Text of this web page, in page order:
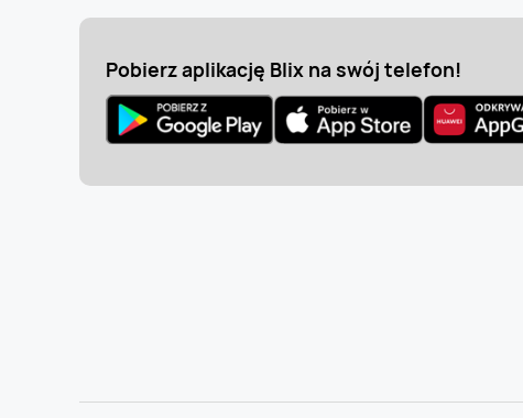
Pobierz aplikację Blix na swój telefon!